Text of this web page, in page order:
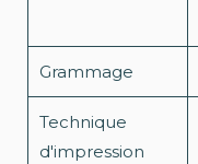
Grammage
Technique
d'impression